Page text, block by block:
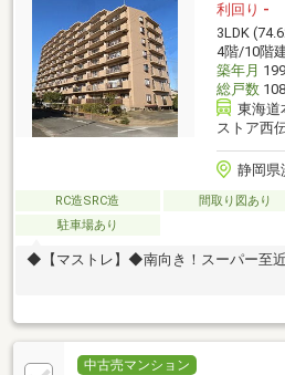
利回り -
3LDK
4階/10階
築年月
総戸数
東海道
ストア西
静岡県
RC造SRC造 間取り図あり
駐車場あり
◆【マストレ】◆南向き！スーパー至
中古売マンション